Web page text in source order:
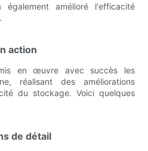
amélioré l'efficacité
action
en œuvre avec succès les
réalisant des améliorations
du stockage. Voici quelques
de détail